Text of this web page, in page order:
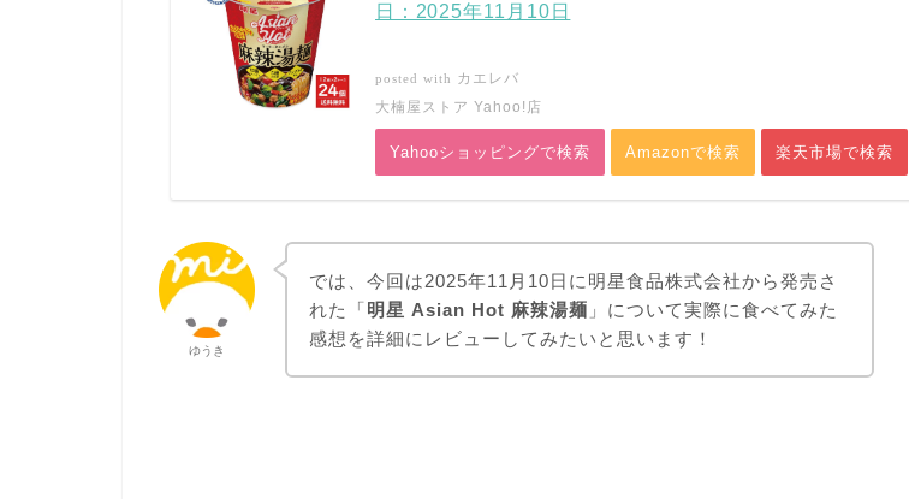
日：2025年11月10日
posted with カエレバ
大楠屋ストア Yahoo!店
Yahooショッピングで検索 Amazonで検索 楽天市場で検索
ゆうき
では、今回は2025年11月10日に明星食品株式会社から発売さ
れた「明星 Asian Hot 麻辣湯麺 」について実際に食べてみた
感想を詳細にレビューしてみたいと思います！